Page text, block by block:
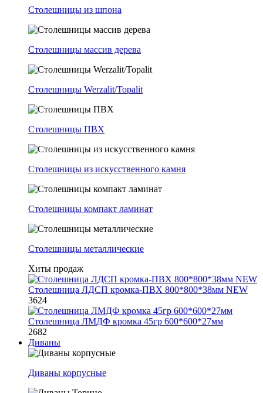
Столешницы из шпона
Столешницы массив дерева
Столешницы Werzalit/Topalit
Столешницы ПВХ
Столешницы из искусственного камня
Столешницы компакт ламинат
Столешницы металлические
Хиты продаж
Столешница ЛДСП кромка-ПВХ 800*800*38мм NEW
3624
Столешница ЛМДФ кромка 45гр 600*600*27мм
2682
Диваны
Диваны корпусные